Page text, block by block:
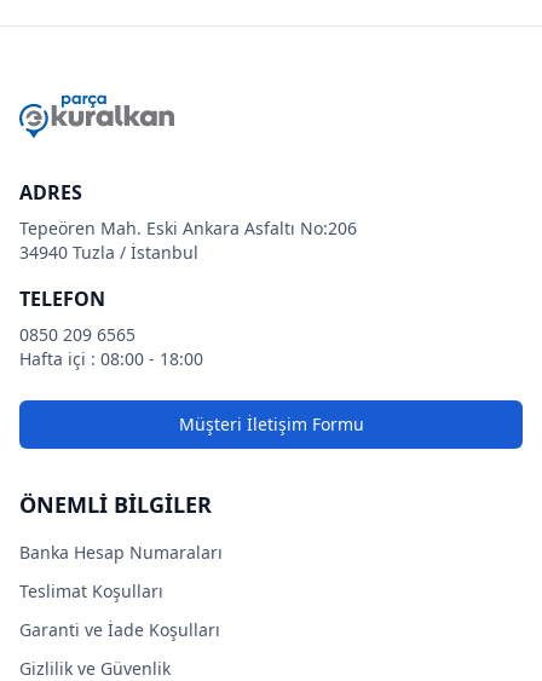
ADRES
Tepeören Mah. Eski Ankara Asfaltı No:206
34940 Tuzla / İstanbul
TELEFON
0850 209 6565
Hafta içi : 08:00 - 18:00
Müşteri İletişim Formu
ÖNEMLİ BİLGİLER
Banka Hesap Numaraları
Teslimat Koşulları
Garanti ve İade Koşulları
Gizlilik ve Güvenlik